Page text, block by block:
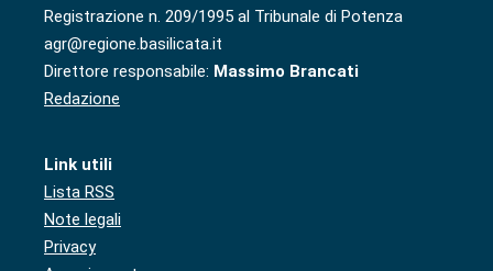
Registrazione n. 209/1995 al Tribunale di Potenza
agr@regione.basilicata.it
Direttore responsabile: Massimo Brancati
Redazione
Link utili
Lista RSS
Note legali
Privacy